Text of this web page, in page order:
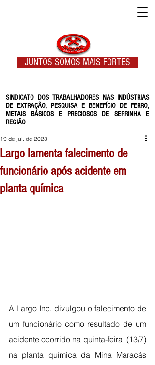
SINDICATO DOS TRABALHADORES NAS INDÚSTRIAS
DE EXTRAÇÃO, PESQUISA E BENEFÍCIO DE FERRO,
METAIS BÁSICOS E PRECIOSOS DE SERRINHA E
REGIÃO
JUNTOS SOMOS MAIS FORTES
Largo lamenta falecimento de
funcionário após acidente em
planta química
19 de jul. de 2023
A Largo Inc. divulgou o falecimento de
um funcionário como resultado de um
acidente ocorrido na quinta-feira  (13/7)
na planta química da Mina Maracás